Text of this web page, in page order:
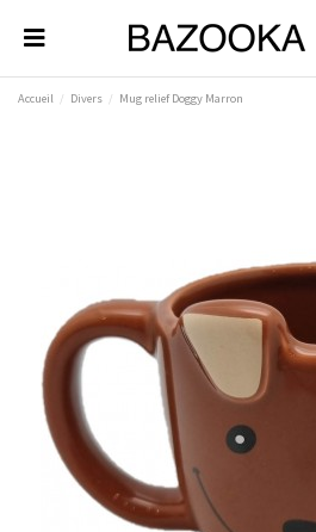
Accueil Divers Mug relief Doggy Marron